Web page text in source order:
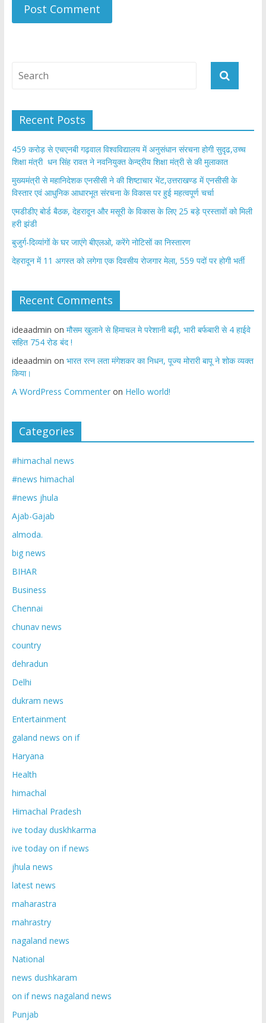
Recent Posts
459 करोड़ से एचएनबी गढ़वाल विश्वविद्यालय में अनुसंधान संरचना होगी सुदृढ,उच्च
शिक्षा मंत्री धन सिंह रावत ने नवनियुक्त केन्द्रीय शिक्षा मंत्री से की मुलाकात
मुख्यमंत्री से महानिदेशक एनसीसी ने की शिष्टाचार भेंट,उत्तराखण्ड में एनसीसी के
विस्तार एवं आधुनिक आधारभूत संरचना के विकास पर हुई महत्वपूर्ण चर्चा
एमडीडीए बोर्ड बैठक, देहरादून और मसूरी के विकास के लिए 25 बड़े प्रस्तावों को मिली
हरी झंडी
बुजुर्ग-दिव्यांगों के घर जाएंगे बीएलओ, करेंगे नोटिसों का निस्तारण
​देहरादून में 11 अगस्त को लगेगा एक दिवसीय रोजगार मेला, 559 पदों पर होगी भर्ती
Recent Comments
ideaadmin on मौसम खुलाने से हिमाचल मे परेशानी बढ़ी, भारी बर्फबारी से 4 हाईवे
सहित 754 रोड बंद !
ideaadmin on भारत रत्न लता मंगेशकर का निधन, पूज्य मोरारी बापू ने शोक व्यक्त
किया।
A WordPress Commenteron Hello world!
Categories
#himachal news
#news himachal
#news jhula
Ajab-Gajab
almoda.
big news
BIHAR
Business
Chennai
chunav news
country
dehradun
Delhi
dukram news
Entertainment
galand news on if
Haryana
Health
himachal
Himachal Pradesh
ive today duskhkarma
ive today on if news
jhula news
latest news
maharastra
mahrastry
nagaland news
National
news dushkaram
on if news nagaland news
Punjab